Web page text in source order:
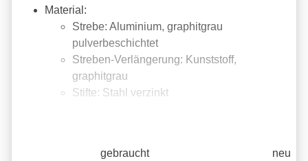
Material:
Strebe: Aluminium, graphitgrau
pulverbeschichtet
Streben-Verlängerung: Kunststoff,
graphitgrau
Stifte: Stahl verzinkt
gebraucht
neu